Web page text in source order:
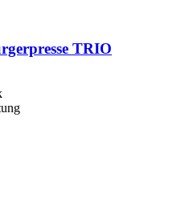
TRIO